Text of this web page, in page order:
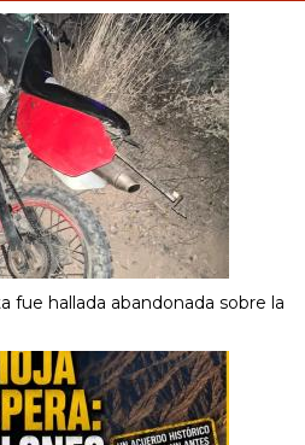
fue hallada abandonada sobre la